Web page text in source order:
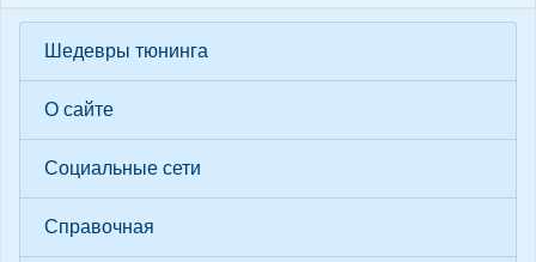
Шедевры тюнинга
О сайте
Социальные сети
Справочная